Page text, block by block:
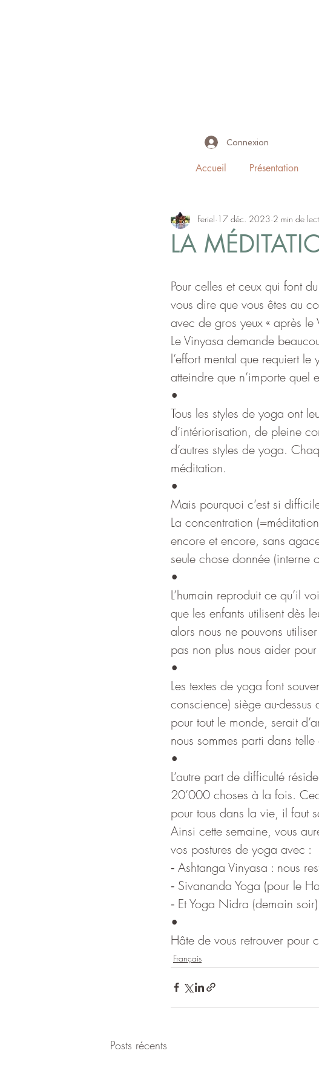
Connexion
Accueil Présentation
LA
Feriel 17 déc. 2023 2 min de
Pour celles et ceux qui font
vous dire que vous êtes au
avec de gros yeux « après le
Le Vinyasa demande
l’effort mental que requiert
atteindre que n’importe quel
•
Tous les styles de yoga ont
d’intériorisation, de pleine
d’autres styles de yoga.
méditation.
•
Mais pourquoi c’est si
La concentration
encore et encore, sans
seule chose donnée (interne
•
L’humain reproduit ce qu’il
que les enfants utilisent dès
alors nous ne pouvons
pas non plus nous aider
•
Les textes de yoga font
conscience) siège au-
pour tout le monde, serait
nous sommes parti dans
•
L’autre part de difficulté
20’000 choses à la fois.
pour tous dans la vie, il faut
Ainsi cette semaine, vous
vos postures de yoga avec :
⁃ Ashtanga Vinyasa : nous
⁃ Sivananda Yoga (pour le
⁃ Et Yoga Nidra (demain soir)
•
Hâte de vous retrouver pour
Français
Posts récents